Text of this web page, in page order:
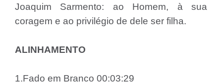
Joaquim Sarmento: ao Homem, à sua
coragem e ao privilégio de dele ser filha.
ALINHAMENTO
1.Fado em Branco 00:03:29